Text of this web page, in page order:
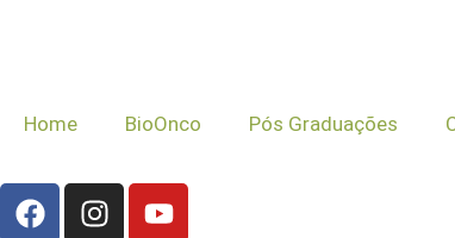
Home BioOnco Pós Graduações